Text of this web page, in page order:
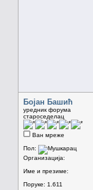
Бојан Башић
уредник форума
староседелац
Ван мреже
Пол:
Организација:
Име и презиме:
Поруке: 1.611